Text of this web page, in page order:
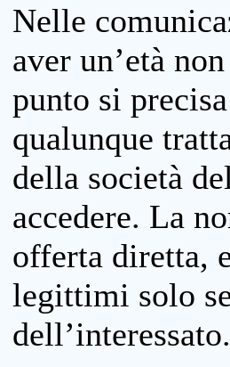
Nelle
aver un’età
punto si
qualunque
della società
accedere. La
offerta diretta,
legittimi solo
dell’interessato.